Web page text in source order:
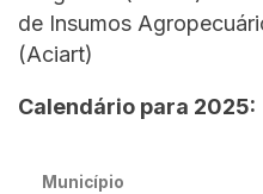
de Insumos
(Aciart)
Calendário para 2025:
Município